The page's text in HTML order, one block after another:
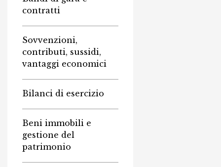
contratti
Sovvenzioni,
contributi, sussidi,
vantaggi economici
Bilanci di esercizio
Beni immobili e
gestione del
patrimonio